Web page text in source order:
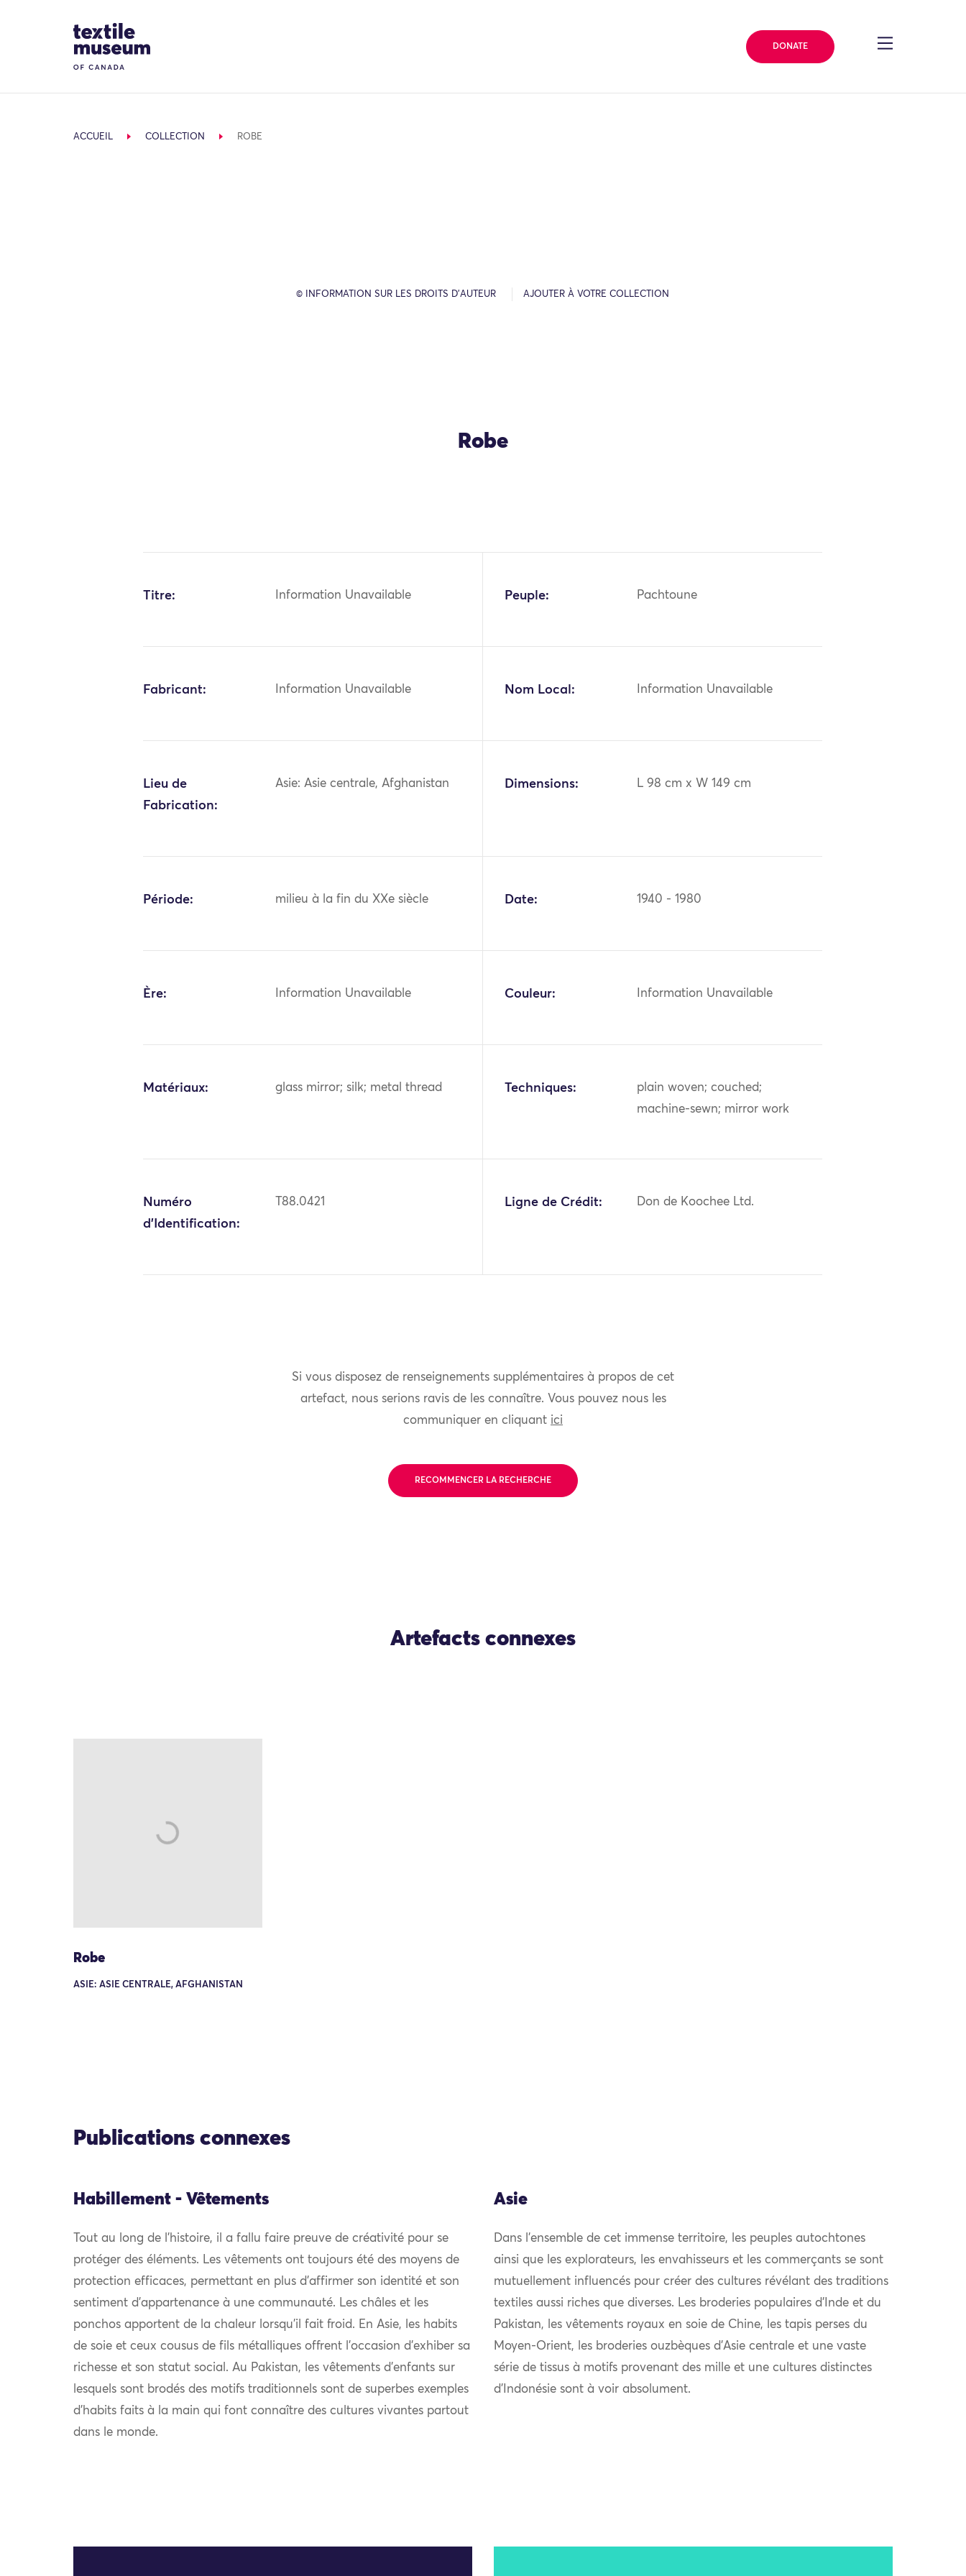
Site Logo
DONATE
ACCUEIL COLLECTION ROBE
© INFORMATION SUR LES DROITS D’AUTEUR AJOUTER À VOTRE COLLECTION
Robe
Titre: Information Unavailable Peuple: Pachtoune
Fabricant: Information Unavailable Nom Local: Information Unavailable
Lieu de
Fabrication:
Asie: Asie centrale, Afghanistan Dimensions: L 98 cm x W 149 cm
Période: milieu à la fin du XXe siècle Date: 1940 - 1980
Ère: Information Unavailable Couleur: Information Unavailable
Matériaux: glass mirror; silk; metal thread Techniques:
plain woven; couched;
machine-sewn; mirror work
Numéro
d'Identification:
T88.0421 Ligne de Crédit: Don de Koochee Ltd.
Si vous disposez de renseignements supplémentaires à propos de cet
artefact, nous serions ravis de les connaître. Vous pouvez nous les
communiquer en cliquant ici
RECOMMENCER LA RECHERCHE
Artefacts connexes
Robe
ASIE: ASIE CENTRALE, AFGHANISTAN
Publications connexes
Habillement - Vêtements
Tout au long de l’histoire, il a fallu faire preuve de créativité pour se
protéger des éléments. Les vêtements ont toujours été des moyens de
protection efficaces, permettant en plus d’affirmer son identité et son
sentiment d’appartenance à une communauté. Les châles et les
ponchos apportent de la chaleur lorsqu’il fait froid. En Asie, les habits
de soie et ceux cousus de fils métalliques offrent l’occasion d’exhiber sa
richesse et son statut social. Au Pakistan, les vêtements d’enfants sur
lesquels sont brodés des motifs traditionnels sont de superbes exemples
d’habits faits à la main qui font connaître des cultures vivantes partout
dans le monde.
Asie
Dans l’ensemble de cet immense territoire, les peuples autochtones
ainsi que les explorateurs, les envahisseurs et les commerçants se sont
mutuellement influencés pour créer des cultures révélant des traditions
textiles aussi riches que diverses. Les broderies populaires d’Inde et du
Pakistan, les vêtements royaux en soie de Chine, les tapis perses du
Moyen-Orient, les broderies ouzbèques d’Asie centrale et une vaste
série de tissus à motifs provenant des mille et une cultures distinctes
d’Indonésie sont à voir absolument.